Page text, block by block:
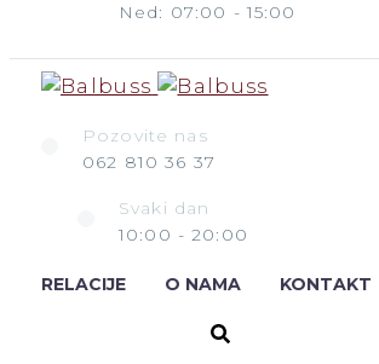
Ned: 07:00 - 15:00
Pozovite nas
062 810 36 37
Svaki dan
10:00 - 20:00
RELACIJE O NAMA KONTAKT